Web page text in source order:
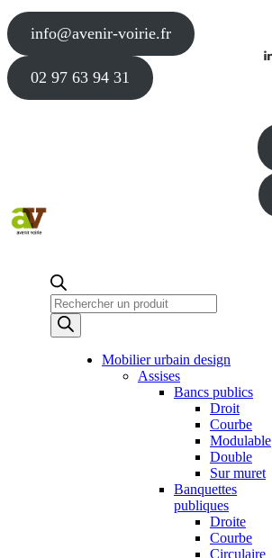
info@avenir-voirie.fr
02 97 63 94 31
Recherche
de
produits
Mobilier urbain design
Assises
Bancs publics
Droit
Courbe
Modulable
Double
Sur muret
Banquettes
publiques
Droite
Courbe
Circulaire